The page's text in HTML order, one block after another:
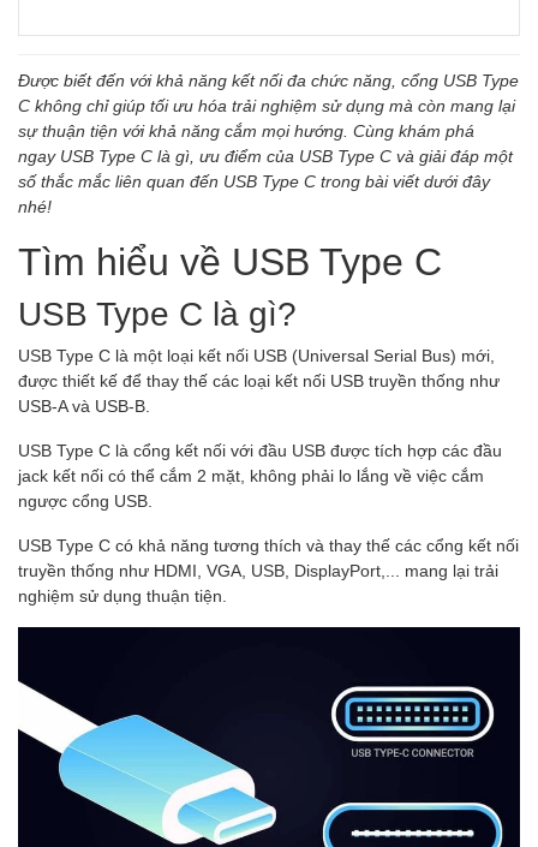
Được biết đến với khả năng kết nối đa chức năng, cổng USB Type
C không chỉ giúp tối ưu hóa trải nghiệm sử dụng mà còn mang lại
sự thuận tiện với khả năng cắm mọi hướng. Cùng khám phá
ngay USB Type C là gì, ưu điểm của USB Type C và giải đáp một
số thắc mắc liên quan đến USB Type C trong bài viết dưới đây
nhé!
Tìm hiểu về USB Type C
USB Type C là gì?
USB Type C là một loại kết nối USB (Universal Serial Bus) mới,
được thiết kế để thay thế các loại kết nối USB truyền thống như
USB-A và USB-B.
USB Type C là cổng kết nối với đầu USB được tích hợp các đầu
jack kết nối có thể cắm 2 mặt, không phải lo lắng về việc cắm
ngược cổng USB.
USB Type C có khả năng tương thích và thay thế các cổng kết nối
truyền thống như HDMI, VGA, USB, DisplayPort,... mang lại trải
nghiệm sử dụng thuận tiện.